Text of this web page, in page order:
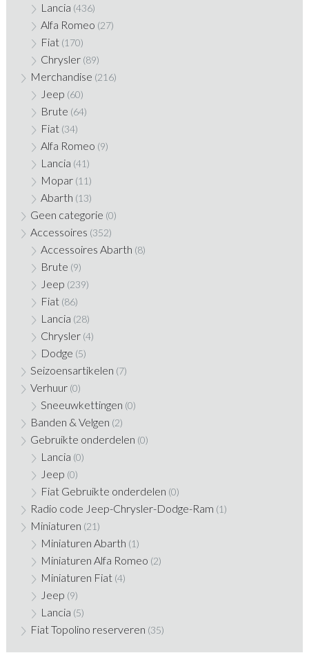
Lancia (436)
Alfa Romeo (27)
Fiat (170)
Chrysler (89)
Merchandise (216)
Jeep (60)
Brute (64)
Fiat (34)
Alfa Romeo (9)
Lancia (41)
Mopar (11)
Abarth (13)
Geen categorie (0)
Accessoires (352)
Accessoires Abarth (8)
Brute (9)
Jeep (239)
Fiat (86)
Lancia (28)
Chrysler (4)
Dodge (5)
Seizoensartikelen (7)
Verhuur (0)
Sneeuwkettingen (0)
Banden & Velgen (2)
Gebruikte onderdelen (0)
Lancia (0)
Jeep (0)
Fiat Gebruikte onderdelen (0)
Radio code Jeep-Chrysler-Dodge-Ram (1)
Miniaturen (21)
Miniaturen Abarth (1)
Miniaturen Alfa Romeo (2)
Miniaturen Fiat (4)
Jeep (9)
Lancia (5)
Fiat Topolino reserveren (35)